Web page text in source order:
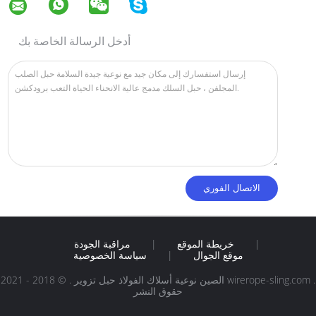
أدخل الرسالة الخاصة بك
مراقبة الجودة | خريطة الموقع
|
سياسة الخصوصية
|
موقع الجوال
الصين نوعية أسلاك الفولاذ حبل تزوير . © 2018 - 2021 wirerope-sling.com .
حقوق النشر